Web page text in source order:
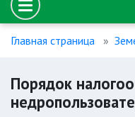
Главная страница
Порядок